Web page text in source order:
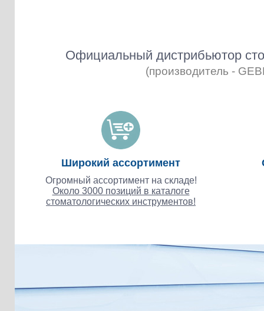
Официальный дистрибьютор
(производитель -
Широкий ассортимент
Огромный ассортимент на складе!
Около 3000 позиций в каталоге
стоматологических инструментов!